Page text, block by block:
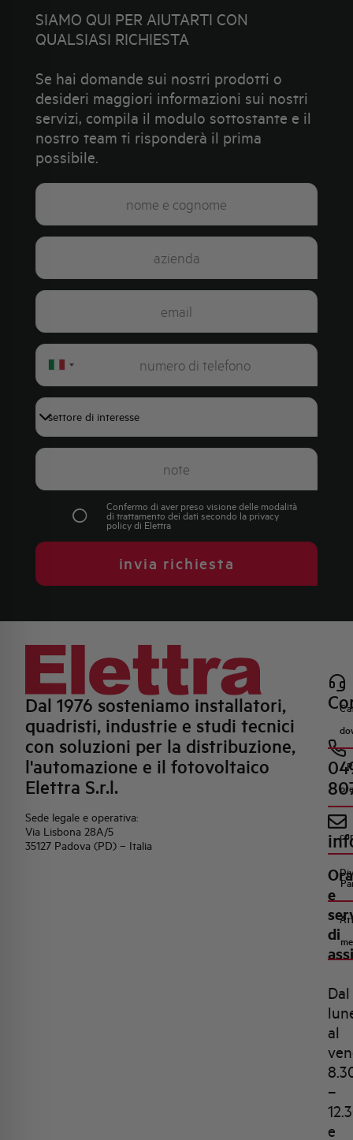
SIAMO QUI PER AIUTARTI CON
QUALSIASI RICHIESTA
Se hai domande sui nostri prodotti o
desideri maggiori informazioni sui nostri
servizi, compila il modulo sottostante e il
nostro team ti risponderà il prima
possibile.
Italy
Confermo di aver preso visione delle modalità
di trattamento dei dati secondo la privacy
policydi Elettra
invia richiesta
Dal 1976 sosteniamo installatori,
quadristi, industrie e studi tecnici
con soluzioni per la distribuzione,
l'automazione e il fotovoltaico
Elettra S.r.l.
Sede legale e operativa:
Via Lisbona 28A/5
35127 Padova (PD) – Italia
e
di
Dal
al
–
e